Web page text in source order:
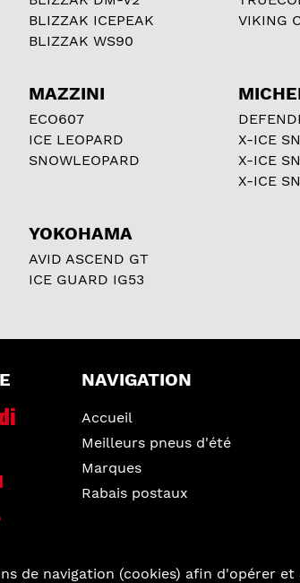
BLIZZAK ICEPEAK
BLIZZAK WS90
VIKING
MAZZINI
ECO607
ICE LEOPARD
SNOWLEOPARD
X-ICE
X-ICE
X-ICE
YOKOHAMA
AVID ASCEND GT
ICE GUARD IG53
NAVIGATION
Accueil
Meilleurs pneus d'été
Marques
Rabais postaux
de navigation (cookies) afin d'opérer